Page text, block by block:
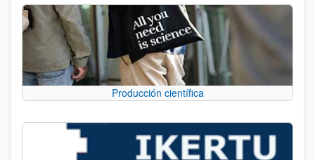
Producción científica